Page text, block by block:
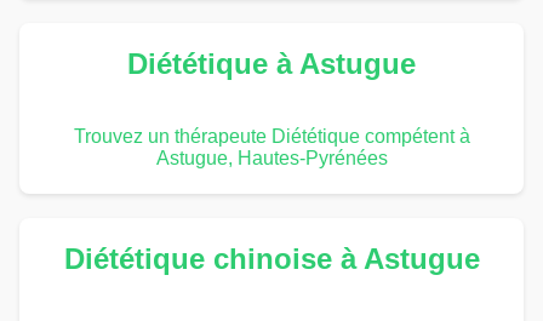
Diététique à Astugue
Trouvez un thérapeute Diététique compétent à
Astugue, Hautes-Pyrénées
Diététique chinoise à Astugue